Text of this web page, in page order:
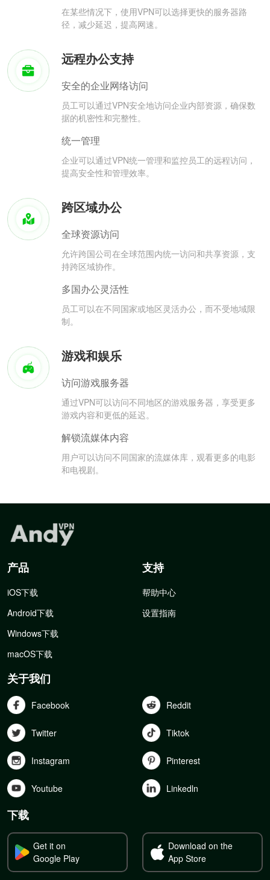
在某些情况下，使用VPN可以选择更快的服务器路
径，减少延迟，提高网速。
远程办公支持
安全的企业网络访问
员工可以通过VPN安全地访问企业内部资源，确保数
据的机密性和完整性。
统一管理
企业可以通过VPN统一管理和监控员工的远程访问，
提高安全性和管理效率。
跨区域办公
全球资源访问
允许跨国公司在全球范围内统一访问和共享资源，支
持跨区域协作。
多国办公灵活性
员工可以在不同国家或地区灵活办公，而不受地域限
制。
游戏和娱乐
访问游戏服务器
通过VPN可以访问不同地区的游戏服务器，享受更多
游戏内容和更低的延迟。
解锁流媒体内容
用户可以访问不同国家的流媒体库，观看更多的电影
和电视剧。
产品
iOS下载
Android下载
Windows下载
macOS下载
支持
帮助中心
设置指南
关于我们
Facebook Reddit
Twitter Tiktok
Instagram Pinterest
Youtube Linkedln
下载
Get it on
Google Play
Download on the
App Store